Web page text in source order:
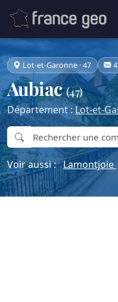
Lot-et-Garonne · 47
Aubiac(47)
Département :Lot-et-
Voir aussi :Lamontjoie